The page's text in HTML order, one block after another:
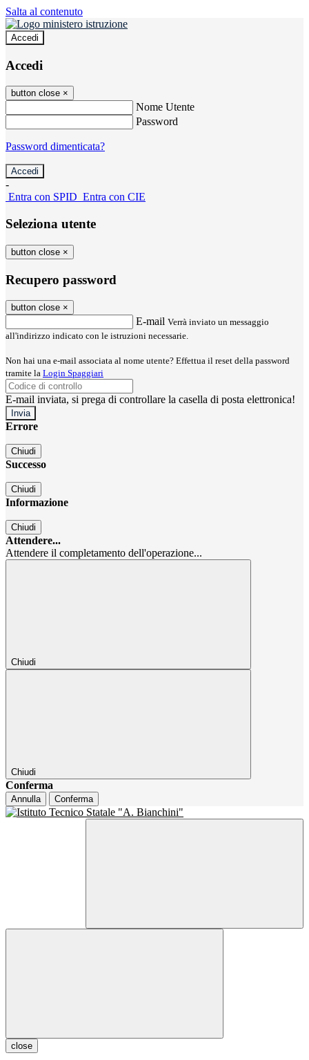
Salta al contenuto
Accedi
Accedi
button close ×
Nome Utente
Password
Password dimenticata?
-
Entra con SPID Entra con CIE
Seleziona utente
button close ×
Recupero password
button close ×
E-mail Verrà inviato un messaggio
all'indirizzo indicato con le istruzioni necessarie.
Non hai una e-mail associata al nome utente? Effettua il reset della password
tramite la Login Spaggiari
E-mail inviata, si prega di controllare la casella di posta elettronica!
Errore
Chiudi
Successo
Chiudi
Informazione
Chiudi
Attendere...
Attendere il completamento dell'operazione...
Chiudi
Chiudi
Conferma
Annulla Conferma
close